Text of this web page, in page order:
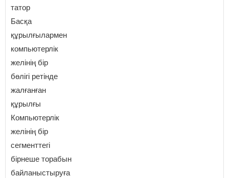
татор
Басқа
құрылғылармен
компьютерлік
желінің бір
бөлігі ретінде
жалғанған
құрылғы
Компьютерлік
желінің бір
сегменттегі
бірнеше торабын
байланыстыруға